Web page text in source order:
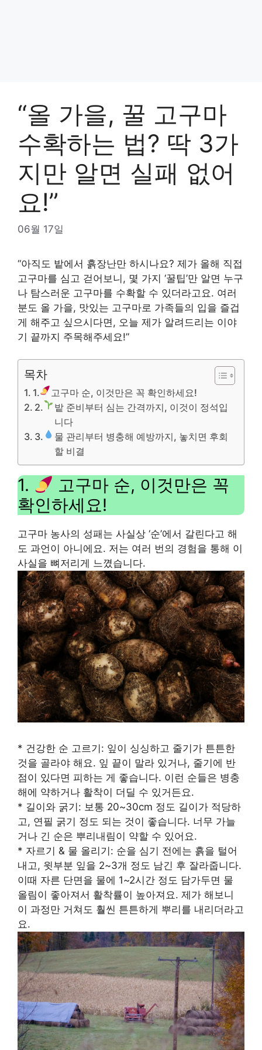
“올 가을, 꿀 고구마
수확하는 법? 딱 3가
지만 알면 실패 없어
요!”
06월 17일
“아직도 밭에서 흙장난만 하시나요? 제가 올해 직접
고구마를 심고 걷어보니, 몇 가지 ‘꿀팁’만 알면 누구
나 탐스러운 고구마를 수확할 수 있더라고요. 여러
분도 올 가을, 맛있는 고구마로 가족들의 입을 즐겁
게 해주고 싶으시다면, 오늘 제가 알려드리는 이야
기 끝까지 주목해주세요!”
목차
1.
고구마 순, 이것만은 꼭 확인하세요!
2.
밭 준비부터 심는 간격까지, 이것이 정석입
니다
3.
물 관리부터 병충해 예방까지, 놓치면 후회
할 비결
1.
고구마 순, 이것만은 꼭
확인하세요!
고구마 농사의 성패는 사실상 ‘순’에서 갈린다고 해
도 과언이 아니에요. 저는 여러 번의 경험을 통해 이
사실을 뼈저리게 느꼈습니다.
* 건강한 순 고르기: 잎이 싱싱하고 줄기가 튼튼한
것을 골라야 해요. 잎 끝이 말라 있거나, 줄기에 반
점이 있다면 피하는 게 좋습니다. 이런 순들은 병충
해에 약하거나 활착이 더딜 수 있거든요.
* 길이와 굵기: 보통 20~30cm 정도 길이가 적당하
고, 연필 굵기 정도 되는 것이 좋습니다. 너무 가늘
거나 긴 순은 뿌리내림이 약할 수 있어요.
* 자르기 & 물 올리기: 순을 심기 전에는 흙을 털어
내고, 윗부분 잎을 2~3개 정도 남긴 후 잘라줍니다.
이때 자른 단면을 물에 1~2시간 정도 담가두면 물
올림이 좋아져서 활착률이 높아져요. 제가 해보니
이 과정만 거쳐도 훨씬 튼튼하게 뿌리를 내리더라고
요.